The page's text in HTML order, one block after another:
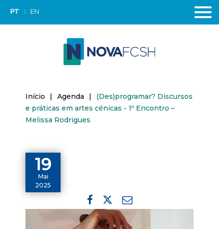
PT EN
Início | Agenda |
(Des)programar? Discursos
e práticas em artes cénicas - 1º Encontro –
Melissa Rodrigues
19
Mai
2025